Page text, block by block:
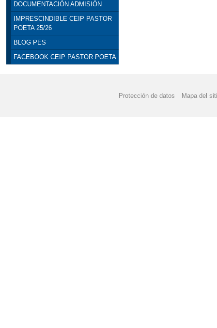
DOCUMENTACIÓN ADMISIÓN
IMPRESCINDIBLE CEIP PASTOR
POETA 25/26
BLOG PES
FACEBOOK CEIP PASTOR POETA
Protección de datos Mapa del